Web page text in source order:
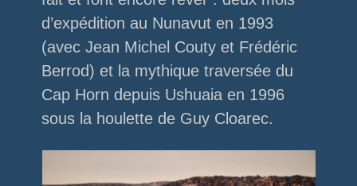
d’expédition au Nunavut en 1993
(avec Jean Michel Couty et Frédéric
Berrod) et la mythique traversée du
Cap Horn depuis Ushuaia en 1996
sous la houlette de Guy Cloarec.